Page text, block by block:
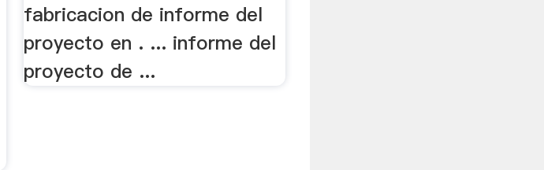
fabricacion de informe del
proyecto en . ... informe del
proyecto de ...